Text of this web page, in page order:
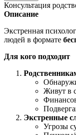
Консультация
Описание
Экстренная
людей в формате
Для кого подходит
Живут в
Экстренные
Угрозы